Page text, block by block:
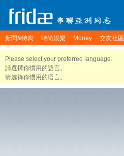
新聞&特寫 時尚娛樂 Money 交友社區
Please select your preferred language.
請選擇你慣用的語言。
请选择你惯用的语言。